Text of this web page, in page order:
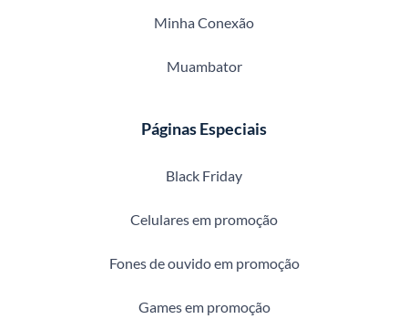
Minha Conexão
Muambator
Páginas Especiais
Black Friday
Celulares em promoção
Fones de ouvido em promoção
Games em promoção